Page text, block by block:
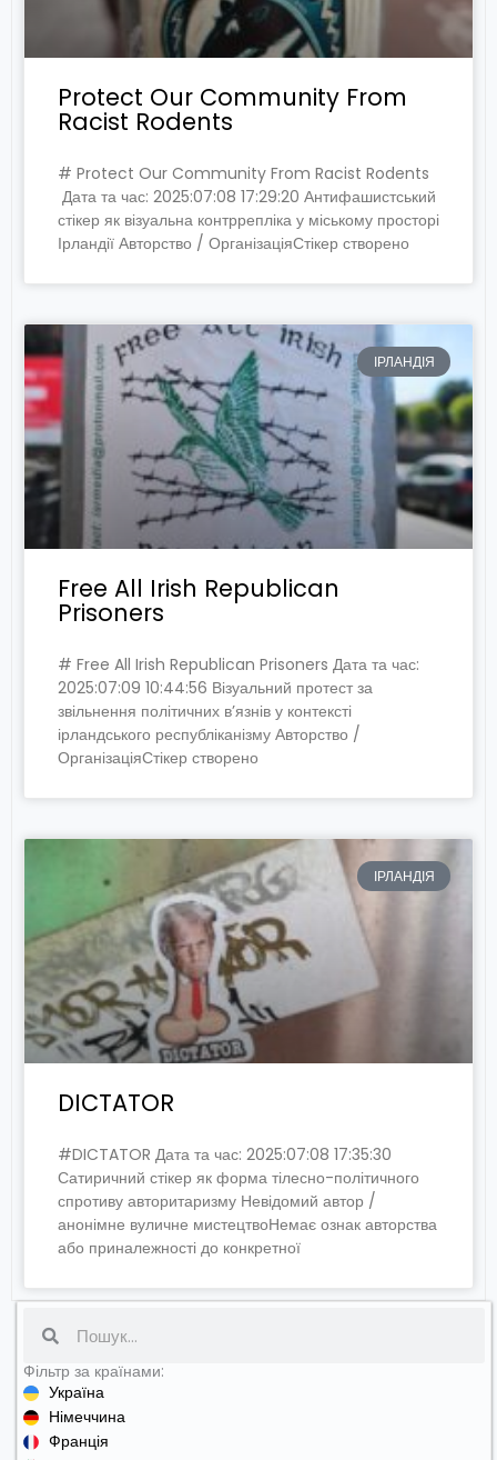
Protect Our Community From
Racist Rodents
# Protect Our Community From Racist Rodents
Дата та час: 2025:07:08 17:29:20 Антифашистський
стікер як візуальна контррепліка у міському просторі
Ірландії Авторство / ОрганізаціяСтікер створено
ІРЛАНДІЯ
Free All Irish Republican
Prisoners
# Free All Irish Republican Prisoners Дата та час:
2025:07:09 10:44:56 Візуальний протест за
звільнення політичних в’язнів у контексті
ірландського республіканізму Авторство /
ОрганізаціяСтікер створено
ІРЛАНДІЯ
DICTATOR
#DICTATOR Дата та час: 2025:07:08 17:35:30
Сатиричний стікер як форма тілесно-політичного
спротиву авторитаризму Невідомий автор /
анонімне вуличне мистецтвоНемає ознак авторства
або приналежності до конкретної
Фільтр за країнами:
Україна
Німеччина
Франція